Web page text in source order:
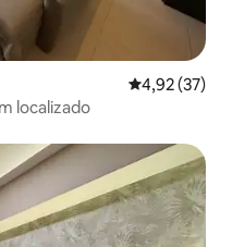
4,92 de uma
4,92 (37)
localizado